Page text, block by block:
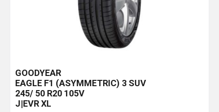
GOODYEAR
EAGLE F1 (ASYMMETRIC) 3 SUV
245/ 50 R20 105V
J|EVR XL